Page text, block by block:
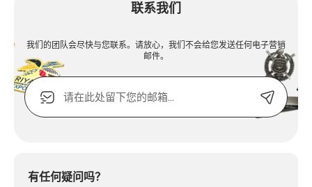
联系我们
我们的团队会尽快与您联系。请放心，我们不会给您发送任何电子营销
邮件。
电
子
邮
电
有任何疑问吗？